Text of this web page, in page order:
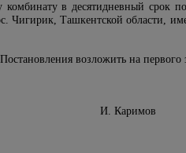
комбинату в десятидневный срок
Чигирик, Ташкентской области,
возложить на
И. Каримов